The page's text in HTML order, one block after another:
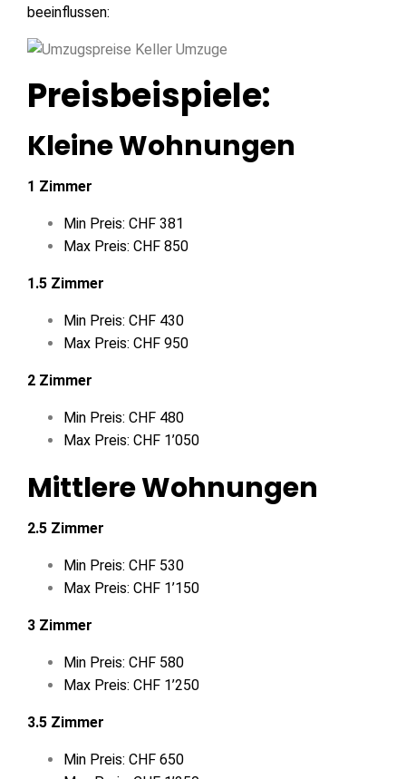
beeinflussen:
Preisbeispiele:
Kleine Wohnungen
1 Zimmer
Min Preis: CHF 381
Max Preis: CHF 850
1.5 Zimmer
Min Preis: CHF 430
Max Preis: CHF 950
2 Zimmer
Min Preis: CHF 480
Max Preis: CHF 1’050
Mittlere Wohnungen
2.5 Zimmer
Min Preis: CHF 530
Max Preis: CHF 1’150
3 Zimmer
Min Preis: CHF 580
Max Preis: CHF 1’250
3.5 Zimmer
Min Preis: CHF 650